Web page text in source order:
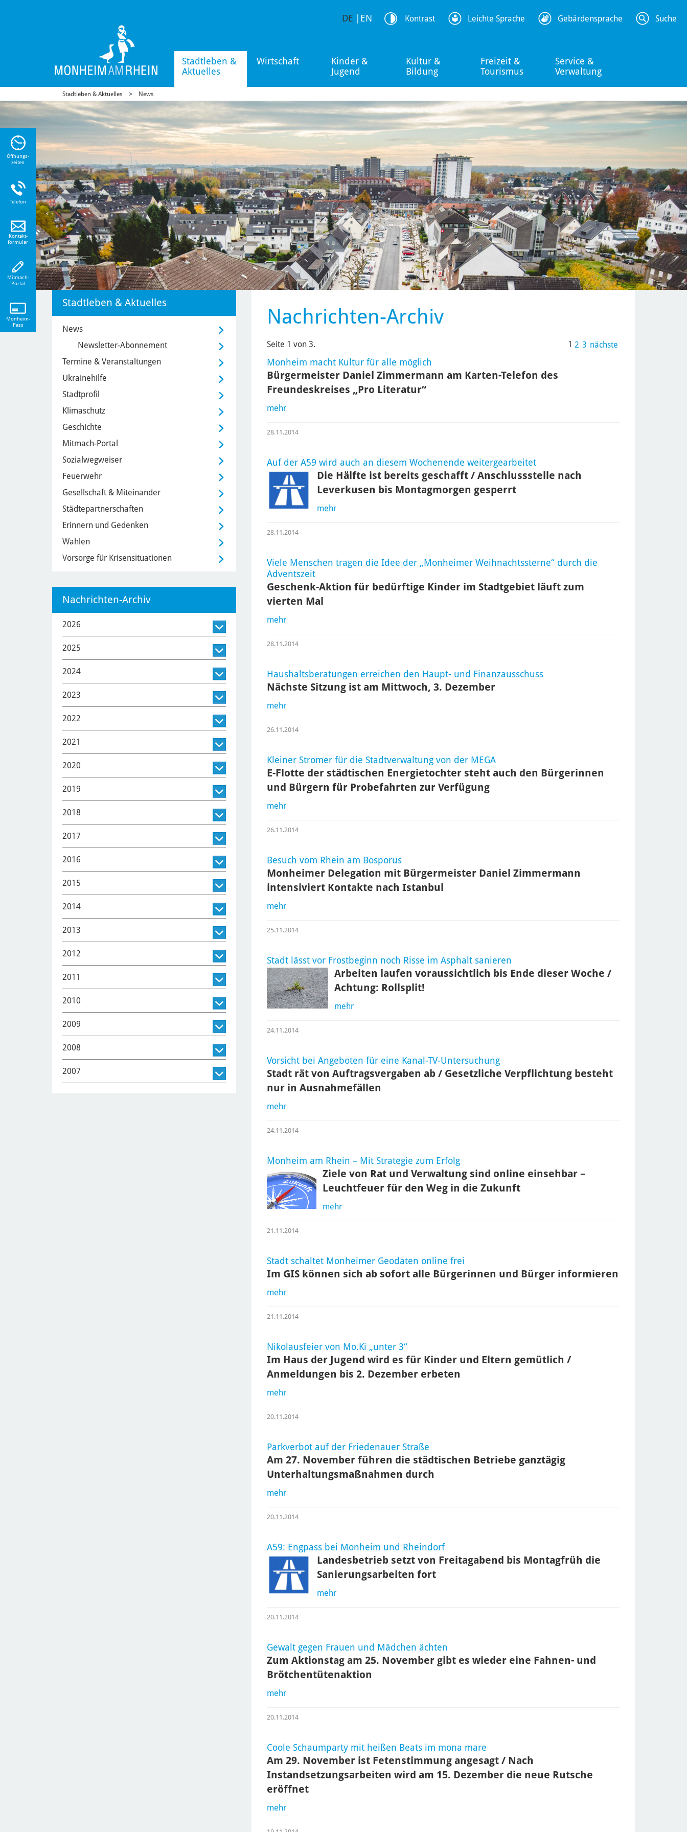
Stadtleben &
Aktuelles
Wirtschaft
Kinder &
Jugend
Kultur &
Bildung
Freizeit &
Tourismus
Service &
Verwaltung
DE EN Kontrast Leichte Sprache Gebärdensprache Suche
Stadtleben & Aktuelles News
Nachrichten-Archiv
Seite 1 von 3. 1 2 3 nächste
Monheim macht Kultur für alle möglich
Bürgermeister Daniel Zimmermann am Karten-Telefon des
Freundeskreises „Pro Literatur“
mehr
28.11.2014
Auf der A59 wird auch an diesem Wochenende weitergearbeitet
Die Hälfte ist bereits geschafft / Anschlussstelle nach
Leverkusen bis Montagmorgen gesperrt
mehr
28.11.2014
Viele Menschen tragen die Idee der „Monheimer Weihnachtssterne“ durch die
Adventszeit
Geschenk-Aktion für bedürftige Kinder im Stadtgebiet läuft zum
vierten Mal
mehr
28.11.2014
Haushaltsberatungen erreichen den Haupt- und Finanzausschuss
Nächste Sitzung ist am Mittwoch, 3. Dezember
mehr
26.11.2014
Kleiner Stromer für die Stadtverwaltung von der MEGA
E-Flotte der städtischen Energietochter steht auch den Bürgerinnen
und Bürgern für Probefahrten zur Verfügung
mehr
26.11.2014
Besuch vom Rhein am Bosporus
Monheimer Delegation mit Bürgermeister Daniel Zimmermann
intensiviert Kontakte nach Istanbul
mehr
25.11.2014
Stadt lässt vor Frostbeginn noch Risse im Asphalt sanieren
Arbeiten laufen voraussichtlich bis Ende dieser Woche /
Achtung: Rollsplit!
mehr
24.11.2014
Vorsicht bei Angeboten für eine Kanal-TV-Untersuchung
Stadt rät von Auftragsvergaben ab / Gesetzliche Verpflichtung besteht
nur in Ausnahmefällen
mehr
24.11.2014
Monheim am Rhein – Mit Strategie zum Erfolg
Ziele von Rat und Verwaltung sind online einsehbar –
Leuchtfeuer für den Weg in die Zukunft
mehr
21.11.2014
Stadt schaltet Monheimer Geodaten online frei
Im GIS können sich ab sofort alle Bürgerinnen und Bürger informieren
mehr
21.11.2014
Nikolausfeier von Mo.Ki „unter 3“
Im Haus der Jugend wird es für Kinder und Eltern gemütlich /
Anmeldungen bis 2. Dezember erbeten
mehr
20.11.2014
Parkverbot auf der Friedenauer Straße
Am 27. November führen die städtischen Betriebe ganztägig
Unterhaltungsmaßnahmen durch
mehr
20.11.2014
A59: Engpass bei Monheim und Rheindorf
Landesbetrieb setzt von Freitagabend bis Montagfrüh die
Sanierungsarbeiten fort
mehr
20.11.2014
Gewalt gegen Frauen und Mädchen ächten
Zum Aktionstag am 25. November gibt es wieder eine Fahnen- und
Brötchentütenaktion
mehr
20.11.2014
Coole Schaumparty mit heißen Beats im mona mare
Am 29. November ist Fetenstimmung angesagt / Nach
Instandsetzungsarbeiten wird am 15. Dezember die neue Rutsche
eröffnet
mehr
Stadtleben & Aktuelles
News
Newsletter-Abonnement
Termine & Veranstaltungen
Ukrainehilfe
Stadtprofil
Klimaschutz
Geschichte
Mitmach-Portal
Sozialwegweiser
Feuerwehr
Gesellschaft & Miteinander
Städtepartnerschaften
Erinnern und Gedenken
Wahlen
Vorsorge für Krisensituationen
Nachrichten-Archiv
2026
2025
2024
2023
2022
2021
2020
2019
2018
2017
2016
2015
2014
2013
2012
2011
2010
2009
2008
2007
Öffnungs-
zeiten
Telefon
Kontakt-
formular
Mitmach-
Portal
Monheim-
Pass
Sie
zu